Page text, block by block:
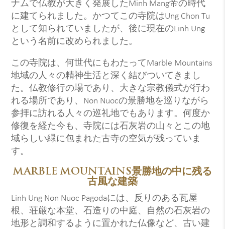
ナムで仏教が大きく発展したMinh Mang帝の時代
に建てられました。かつてこの寺院はUng Chon Tu
として知られていましたが、後に現在のLinh Ung
という名前に改められました。
この寺院は、何世代にもわたってMarble Mountains
地域の人々の精神生活と深く結びついてきまし
た。仏教修行の場であり、大きな宗教儀式が行わ
れる場所であり、Non Nuocの景勝地を巡りながら
参拝に訪れる人々の巡礼地でもあります。何度か
修復を経た今も、寺院には石灰岩の山々とこの地
域らしい緑に包まれた古寺の空気が残っていま
す。
MARBLE MOUNTAINS景勝地の中に残る
古風な建築
Linh Ung Non Nuoc Pagodaには、反りのある瓦屋
根、荘厳な本堂、石造りの中庭、自然の石灰岩の
地形と調和するように置かれた仏像など、古い建